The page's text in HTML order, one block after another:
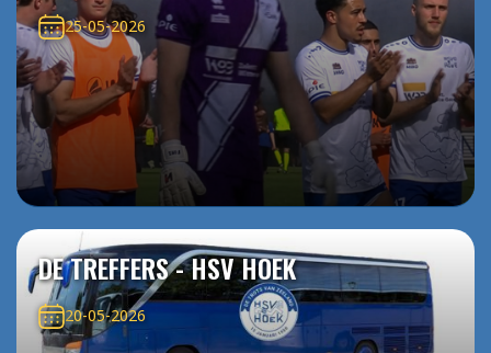
25-05-2026
DE TREFFERS - HSV HOEK
20-05-2026